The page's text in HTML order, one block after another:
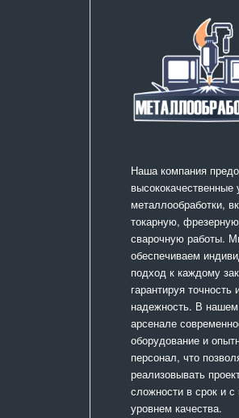
Наша компания
высококачественные
металлообработки,
токарную,
сварочную работы.
обеспечиваем
подход к каждому
гарантируя точность
надежность. В нашем
арсенале
оборудование и
персонал, что
реализовывать
сложности в срок и
уровнем качества.